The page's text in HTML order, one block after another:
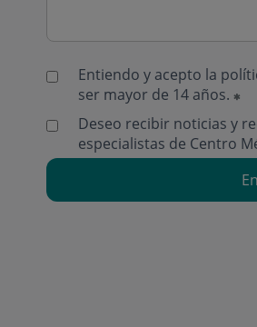
Entiendo y acepto la
ser mayor de 14 años.
Deseo recibir noticias y
especialistas de Centro